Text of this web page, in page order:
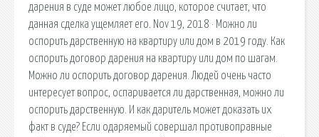
дарения в суде может любое лицо, которое считает, что
данная сделка ущемляет его. Nov 19, 2018 · Можно ли
оспорить дарственную на квартиру или дом в 2019 году. Как
оспорить договор дарения на квартиру или дом по шагам.
Можно ли оспорить договор дарения. Людей очень часто
интересует вопрос, оспаривается ли дарственная, можно ли
оспорить дарственную. И как даритель может доказать их
факт в суде? Если одаряемый совершал противоправные